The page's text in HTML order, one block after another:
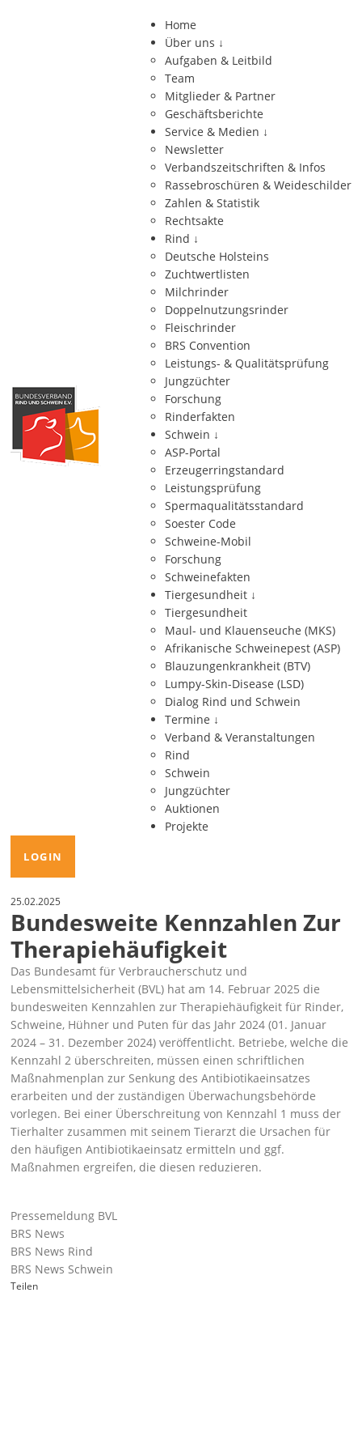
Home
Über uns ↓
Aufgaben & Leitbild
Team
Mitglieder & Partner
Geschäftsberichte
Service & Medien ↓
Newsletter
Verbandszeitschriften & Infos
Rassebroschüren & Weideschilder
Zahlen & Statistik
Rechtsakte
Rind ↓
Deutsche Holsteins
Zuchtwertlisten
Milchrinder
Doppelnutzungsrinder
Fleischrinder
BRS Convention
Leistungs- & Qualitätsprüfung
Jungzüchter
Forschung
Rinderfakten
Schwein ↓
ASP-Portal
Erzeugerringstandard
Leistungsprüfung
Spermaqualitätsstandard
Soester Code
Schweine-Mobil
Forschung
Schweinefakten
Tiergesundheit ↓
Tiergesundheit
Maul- und Klauenseuche (MKS)
Afrikanische Schweinepest (ASP)
Blauzungenkrankheit (BTV)
Lumpy-Skin-Disease (LSD)
Dialog Rind und Schwein
Termine ↓
Verband & Veranstaltungen
Rind
Schwein
Jungzüchter
Auktionen
Projekte
LOGIN
25.02.2025
Bundesweite Kennzahlen Zur
Therapiehäufigkeit
Das Bundesamt für Verbraucherschutz und
Lebensmittelsicherheit (BVL) hat am 14. Februar 2025 die
bundesweiten Kennzahlen zur Therapiehäufigkeit für Rinder,
Schweine, Hühner und Puten für das Jahr 2024 (01. Januar
2024 – 31. Dezember 2024) veröffentlicht. Betriebe, welche die
Kennzahl 2 überschreiten, müssen einen schriftlichen
Maßnahmenplan zur Senkung des Antibiotikaeinsatzes
erarbeiten und der zuständigen Überwachungsbehörde
vorlegen. Bei einer Überschreitung von Kennzahl 1 muss der
Tierhalter zusammen mit seinem Tierarzt die Ursachen für
den häufigen Antibiotikaeinsatz ermitteln und ggf.
Maßnahmen ergreifen, die diesen reduzieren.
Pressemeldung BVL
BRS News
BRS News Rind
BRS News Schwein
Teilen